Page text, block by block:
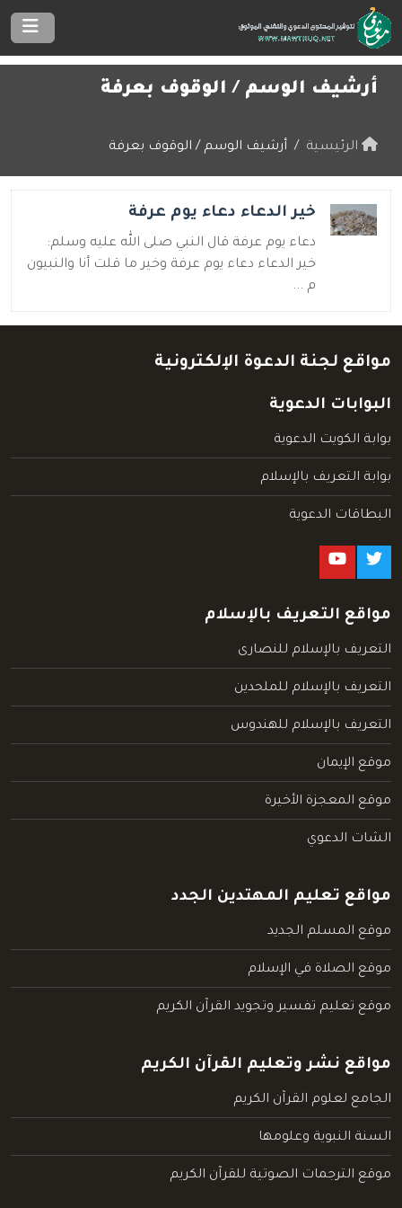
أرشيف الوسم / الوقوف بعرفة
الرئيسية أرشيف الوسم / الوقوف بعرفة
خير الدعاء دعاء يوم عرفة
دعاء يوم عرفة قال النبي صلى الله عليه وسلم:
خير الدعاء دعاء يوم عرفة وخير ما قلت أنا والنبيون
م ...
مواقع لجنة الدعوة الإلكترونية
البوابات الدعوية
بوابة الكويت الدعوية
بوابة التعريف بالإسلام
البطاقات الدعوية
مواقع التعريف بالإسلام
التعريف بالإسلام للنصارى
التعريف بالإسلام للملحدين
التعريف بالإسلام للهندوس
موقع الإيمان
موقع المعجزة الأخيرة
الشات الدعوي
مواقع تعليم المهتدين الجدد
موقع المسلم الجديد
موقع الصلاة في الإسلام
موقع تعليم تفسير وتجويد القرآن الكريم
مواقع نشر وتعليم القرآن الكريم
الجامع لعلوم القرآن الكريم
السنة النبوية وعلومها
موقع الترجمات الصوتية للقرآن الكريم